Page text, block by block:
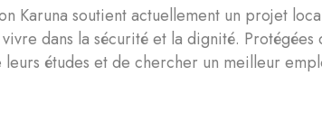
Karuna soutient actuellement un projet
dans la sécurité et la dignité.
leurs études et de chercher un meilleur